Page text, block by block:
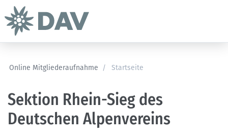
Online Mitgliederaufnahme / Startseite
Sektion Rhein-Sieg des
Deutschen Alpenvereins